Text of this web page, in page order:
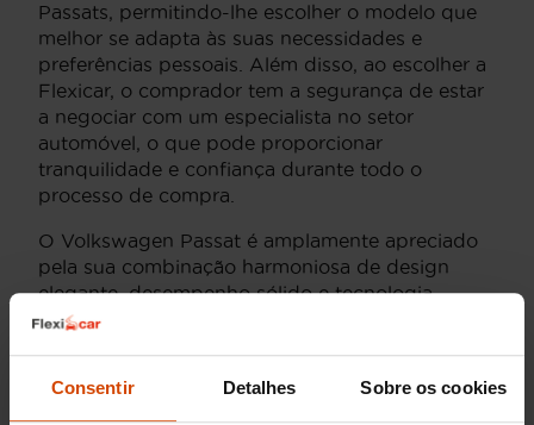
Consentir Detalhes Sobre os cookies
Passats, permitindo-lhe escolher o modelo que
melhor se adapta às suas necessidades e
preferências pessoais. Além disso, ao escolher a
Flexicar, o comprador tem a segurança de estar
a negociar com um especialista no setor
automóvel, o que pode proporcionar
tranquilidade e confiança durante todo o
processo de compra.
O Volkswagen Passat é amplamente apreciado
pela sua combinação harmoniosa de design
elegante, desempenho sólido e tecnologia
avançada. Com a Flexicar, pode explorar
experiência de condução superior. Em Braga,